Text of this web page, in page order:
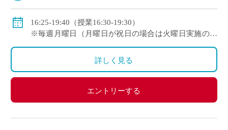
16:25-19:40（授業16:30-19:30）
※毎週月曜日（月曜日が祝日の場合は火曜日実施の日
詳しく見る
エントリーする